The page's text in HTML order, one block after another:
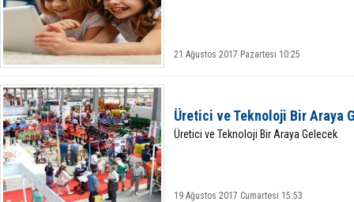
21 Ağustos 2017 Pazartesi 10:25
Üretici ve Teknoloji Bir Araya
Üretici ve Teknoloji Bir Araya Gelecek
19 Ağustos 2017 Cumartesi 15:53